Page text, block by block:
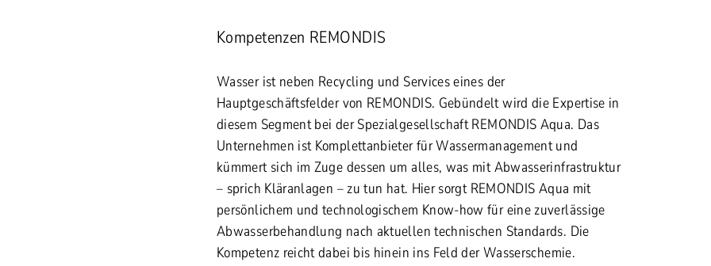
Kompetenzen REMONDIS
Wasser ist neben Recycling und Services eines der
Hauptgeschäftsfelder von REMONDIS. Gebündelt wird die Expertise in
diesem Segment bei der Spezialgesellschaft REMONDIS Aqua. Das
Unternehmen ist Komplettanbieter für Wassermanagement und
kümmert sich im Zuge dessen um alles, was mit Abwasserinfrastruktur
– sprich Kläranlagen – zu tun hat. Hier sorgt REMONDIS Aqua mit
persönlichem und technologischem Know-how für eine zuverlässige
Abwasserbehandlung nach aktuellen technischen Standards. Die
Kompetenz reicht dabei bis hinein ins Feld der Wasserschemie.